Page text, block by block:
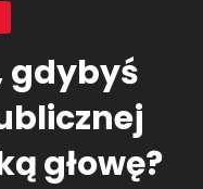
gdybyś
głowę?